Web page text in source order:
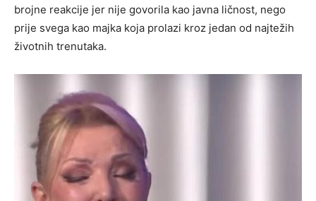
brojne reakcije jer nije govorila kao javna ličnost, nego
prije svega kao majka koja prolazi kroz jedan od najtežih
životnih trenutaka.